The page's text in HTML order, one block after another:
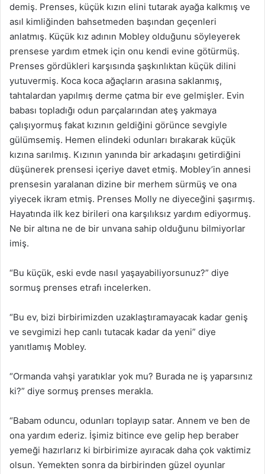
demiş. Prenses, küçük kızın elini tutarak ayağa kalkmış ve
asıl kimliğinden bahsetmeden başından geçenleri
anlatmış. Küçük kız adının Mobley olduğunu söyleyerek
prensese yardım etmek için onu kendi evine götürmüş.
Prenses gördükleri karşısında şaşkınlıktan küçük dilini
yutuvermiş. Koca koca ağaçların arasına saklanmış,
tahtalardan yapılmış derme çatma bir eve gelmişler. Evin
babası topladığı odun parçalarından ateş yakmaya
çalışıyormuş fakat kızının geldiğini görünce sevgiyle
gülümsemiş. Hemen elindeki odunları bırakarak küçük
kızına sarılmış. Kızının yanında bir arkadaşını getirdiğini
düşünerek prensesi içeriye davet etmiş. Mobley’in annesi
prensesin yaralanan dizine bir merhem sürmüş ve ona
yiyecek ikram etmiş. Prenses Molly ne diyeceğini şaşırmış.
Hayatında ilk kez birileri ona karşılıksız yardım ediyormuş.
Ne bir altına ne de bir unvana sahip olduğunu bilmiyorlar
imiş.
“Bu küçük, eski evde nasıl yaşayabiliyorsunuz?” diye
sormuş prenses etrafı incelerken.
“Bu ev, bizi birbirimizden uzaklaştıramayacak kadar geniş
ve sevgimizi hep canlı tutacak kadar da yeni” diye
yanıtlamış Mobley.
“Ormanda vahşi yaratıklar yok mu? Burada ne iş yaparsınız
ki?” diye sormuş prenses merakla.
“Babam oduncu, odunları toplayıp satar. Annem ve ben de
ona yardım ederiz. İşimiz bitince eve gelip hep beraber
yemeği hazırlarız ki birbirimize ayıracak daha çok vaktimiz
olsun. Yemekten sonra da birbirinden güzel oyunlar